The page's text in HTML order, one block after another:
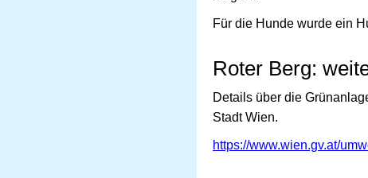
Für die Hunde wurde ein
Roter Berg:
Details über die
Stadt Wien.
https://www.wien.gv.at/